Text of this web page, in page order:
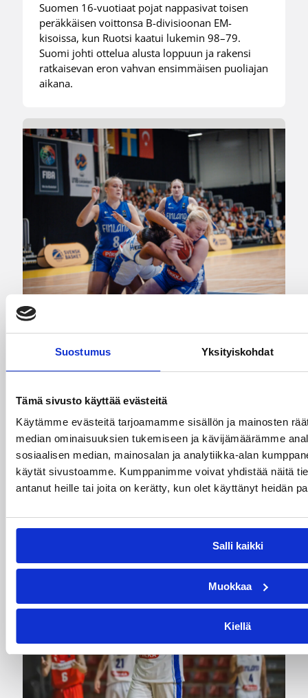
Suostumus Yksityiskohdat
Tämä sivusto käyttää evästeitä
Käytämme evästeitä tarjoamamme sisällön ja mainosten
median ominaisuuksien tukemiseen ja kävijämäärämme
sosiaalisen median, mainosalan ja analytiikka-alan
käytät sivustoamme. Kumppanimme voivat yhdistää näitä
antanut heille tai joita on kerätty, kun olet käyttänyt heidän
Salli kaikki
Muokkaa
Kiellä
Suomen 16-vuotiaat pojat nappasivat toisen
peräkkäisen voittonsa B-divisioonan EM-
kisoissa, kun Ruotsi kaatui lukemin 98–79.
Suomi johti ottelua alusta loppuun ja rakensi
ratkaisevan eron vahvan ensimmäisen puoliajan
aikana.
EM-kilpailut 08.08.2026 22:50
Suomen 18-vuotiaat tytöt
taipui Ranskalle välierässä –
EM-pronssi pelissä
sunnuntaina
Suomen 18-vuotiaiden tyttöjen tie EM-kisojen
finaaliin katkesi lauantaina, kun Ranska oli